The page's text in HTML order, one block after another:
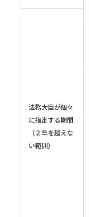
法務大臣が個々
に指定する期間
（２年を超えな
い範囲）